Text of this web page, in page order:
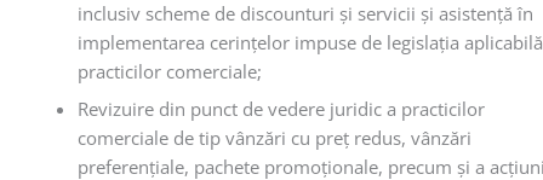
inclusiv scheme de discounturi şi servicii şi asistenţă în
implementarea cerinţelor impuse de legislaţia aplicabilă
practicilor comerciale;
Revizuire din punct de vedere juridic a practicilor
comerciale de tip vânzări cu preţ redus, vânzări
preferenţiale, pachete promoţionale, precum şi a